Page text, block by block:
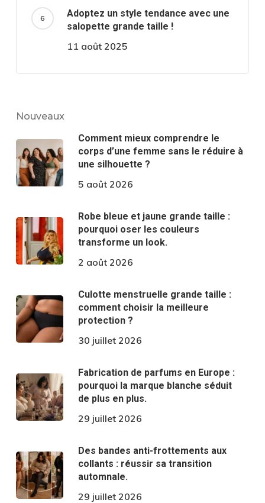
Adoptez un style tendance avec une
salopette grande taille !
11 août 2025
Nouveaux
Comment mieux comprendre le
corps d’une femme sans le réduire à
une silhouette ?
5 août 2026
Robe bleue et jaune grande taille :
pourquoi oser les couleurs
transforme un look.
2 août 2026
Culotte menstruelle grande taille :
comment choisir la meilleure
protection ?
30 juillet 2026
Fabrication de parfums en Europe :
pourquoi la marque blanche séduit
de plus en plus.
29 juillet 2026
Des bandes anti-frottements aux
collants : réussir sa transition
automnale.
29 juillet 2026